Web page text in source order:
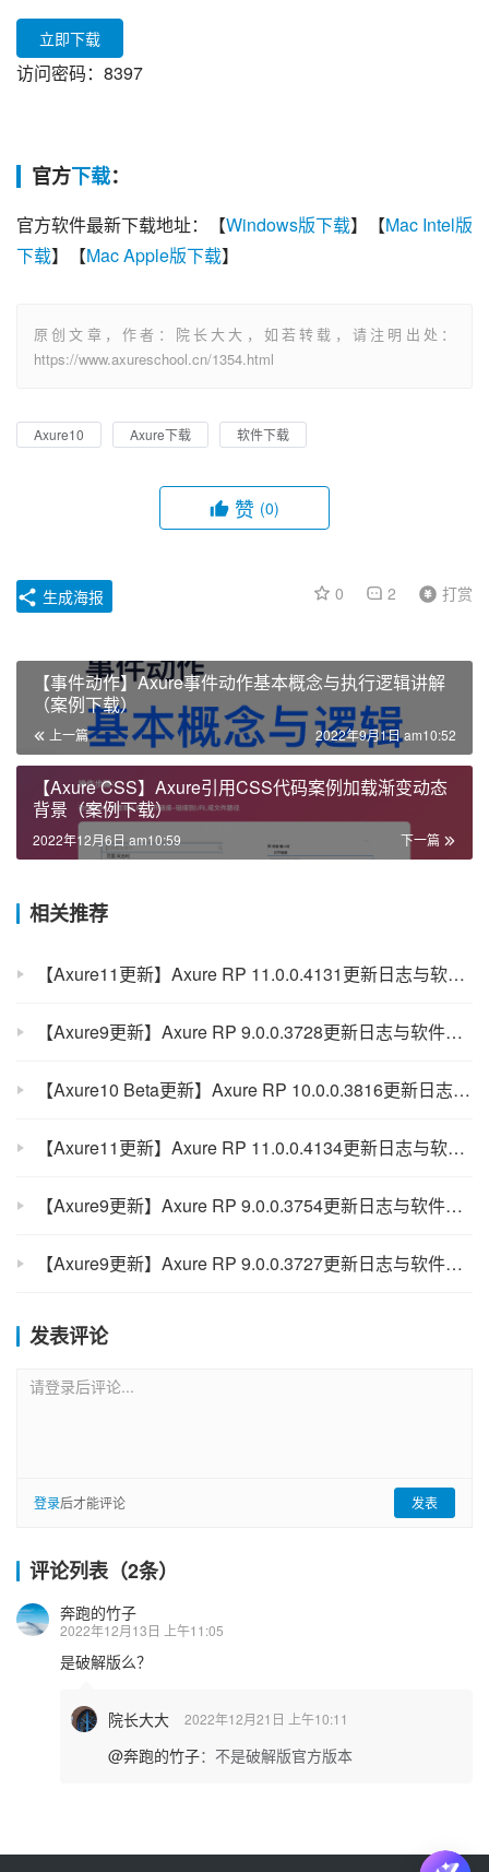
立即下载
访问密码：8397
官方下载：
官方软件最新下载地址：【Windows版下载】【Mac Intel版
下载】【Mac Apple版下载】
原创文章，作者：院长大大，如若转载，请注明出处：
https://www.axureschool.cn/1354.html
Axure10 Axure下载 软件下载
赞 (0)
0 2 打赏
生成海报
【事件动作】Axure事件动作基本概念与执行逻辑讲解
（案例下载）
上一篇 2022年9月1日 am10:52
【Axure CSS】Axure引用CSS代码案例加载渐变动态
背景（案例下载）
下一篇
2022年12月6日 am10:59
相关推荐
【Axure11更新】Axure RP 11.0.0.4131更新日志与软件下载（Mac+Windows）
【Axure9更新】Axure RP 9.0.0.3728更新日志与软件下载（Mac）
【Axure10 Beta更新】Axure RP 10.0.0.3816更新日志与软件下载（Windows+Mac）
【Axure11更新】Axure RP 11.0.0.4134更新日志与软件下载（Mac+Windows）
【Axure9更新】Axure RP 9.0.0.3754更新日志与软件下载（Mac+Windows）
【Axure9更新】Axure RP 9.0.0.3727更新日志与软件下载（Windows+Mac）
发表评论
请登录后评论...
登录后才能评论 发表
评论列表（2条）
奔跑的竹子
2022年12月13日 上午11:05
是破解版么？
院长大大 2022年12月21日 上午10:11
@奔跑的竹子： 不是破解版官方版本